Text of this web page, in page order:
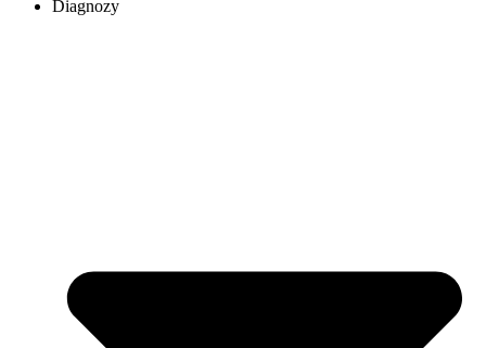
Diagnozy